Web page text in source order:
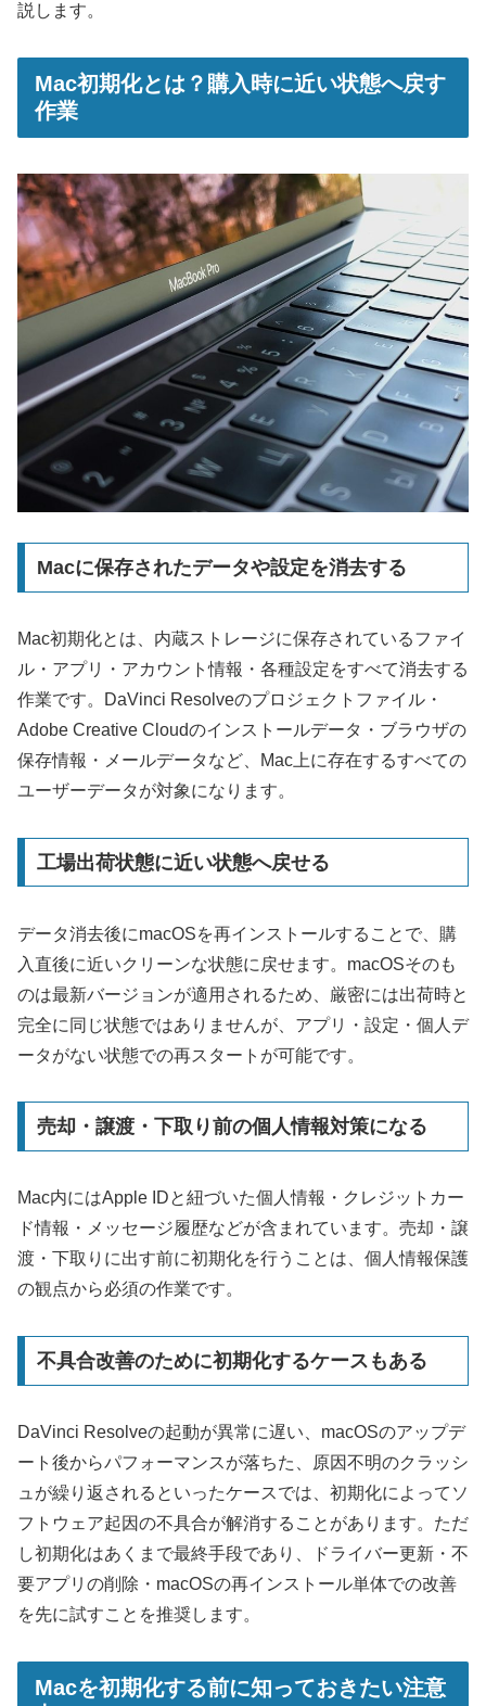
説します。
Mac初期化とは？購入時に近い状態へ戻す
作業
Macに保存されたデータや設定を消去する
Mac初期化とは、内蔵ストレージに保存されているファイ
ル・アプリ・アカウント情報・各種設定をすべて消去する
作業です。DaVinci Resolveのプロジェクトファイル・
Adobe Creative Cloudのインストールデータ・ブラウザの
保存情報・メールデータなど、Mac上に存在するすべての
ユーザーデータが対象になります。
工場出荷状態に近い状態へ戻せる
データ消去後にmacOSを再インストールすることで、購
入直後に近いクリーンな状態に戻せます。macOSそのも
のは最新バージョンが適用されるため、厳密には出荷時と
完全に同じ状態ではありませんが、アプリ・設定・個人デ
ータがない状態での再スタートが可能です。
売却・譲渡・下取り前の個人情報対策になる
Mac内にはApple IDと紐づいた個人情報・クレジットカー
ド情報・メッセージ履歴などが含まれています。売却・譲
渡・下取りに出す前に初期化を行うことは、個人情報保護
の観点から必須の作業です。
不具合改善のために初期化するケースもある
DaVinci Resolveの起動が異常に遅い、macOSのアップデ
ート後からパフォーマンスが落ちた、原因不明のクラッシ
ュが繰り返されるといったケースでは、初期化によってソ
フトウェア起因の不具合が解消することがあります。ただ
し初期化はあくまで最終手段であり、ドライバー更新・不
要アプリの削除・macOSの再インストール単体での改善
を先に試すことを推奨します。
Macを初期化する前に知っておきたい注意